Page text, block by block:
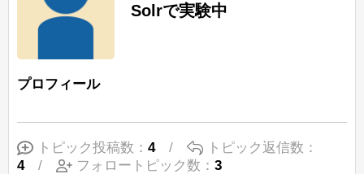
Solrで実験中
プロフィール
トピック投稿数： 4/
トピック返信数：
4/ フォロートピック数： 3